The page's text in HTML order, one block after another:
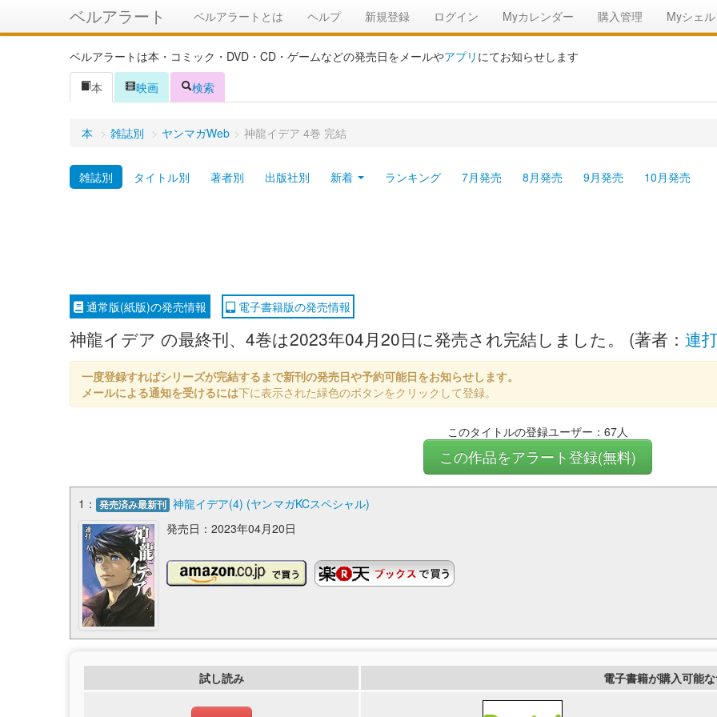
ベルアラート ベルアラートとは ヘルプ 新規登録 ログイン Myカレンダー 購入管理 Myシェ
ベルアラートは本・コミック・DVD・CD・ゲームなどの発売日をメールやアプリ にてお知らせします
本
映画 検索
本 > 雑誌別 > ヤンマガWeb > 神龍イデア 4巻 完結
雑誌別 タイトル別 著者別 出版社別 新着 ランキング 7月発売 8月発売 9月発売 10月発売
通常版(紙版)の発売情報 電子書籍版の発売情報
神龍イデア の最終刊、4巻は2023年04月20日に発売され完結しました。 (著者： 連
一度登録すればシリーズが完結するまで新刊の発売日や予約可能日をお知らせします。
メールによる通知を受けるには下に表示された緑色のボタンをクリックして登録。
このタイトルの登録ユーザー：67人
この作品をアラート登録(無料)
1： 発売済み最新刊 神龍イデア(4) (ヤンマガKCスペシャル)
発売日：2023年04月20日
試し読み 電子書籍が購入可能